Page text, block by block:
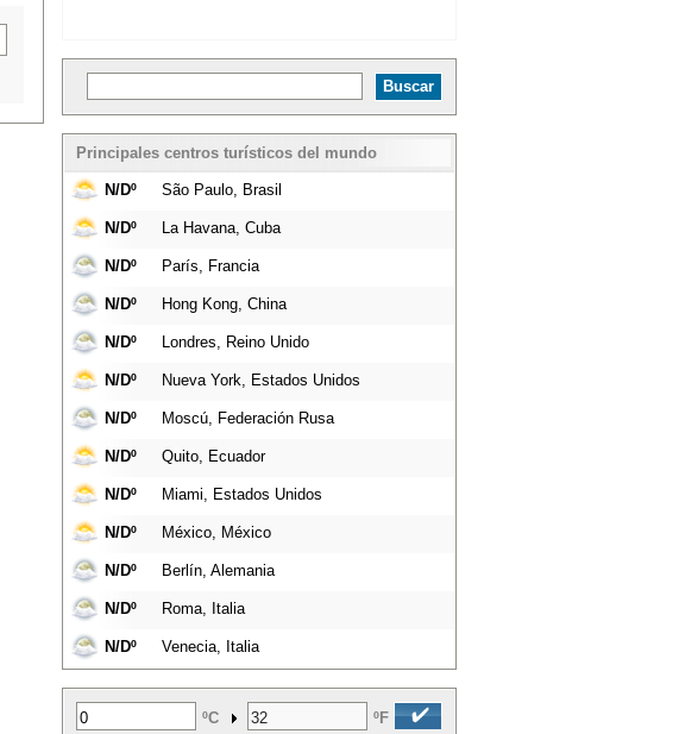
Principales centros turísticos del mundo
N/Dº São Paulo, Brasil
N/Dº La Havana, Cuba
N/Dº París, Francia
N/Dº Hong Kong, China
N/Dº Londres, Reino Unido
N/Dº Nueva York, Estados Unidos
N/Dº Moscú, Federación Rusa
N/Dº Quito, Ecuador
N/Dº Miami, Estados Unidos
N/Dº México, México
N/Dº Berlín, Alemania
N/Dº Roma, Italia
N/Dº Venecia, Italia
ºC ºF